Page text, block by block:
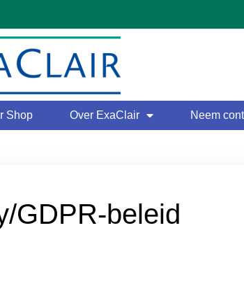
Shop Over ExaClair Neem
GDPR-beleid